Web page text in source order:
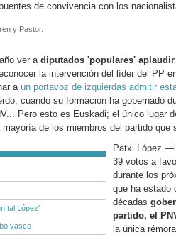
de convivencia con los
y Pastor.
ver a diputados 'populares'
la intervención del líder del PP
a un portavoz de izquierdas admitir
cuando su formación ha gobernado
Pero esto es Euskadi; el único lugar
de los miembros del partido que
tal López'
vasco
Patxi López
39 votos a
durante los
que ha estado
décadas
partido, el
la única